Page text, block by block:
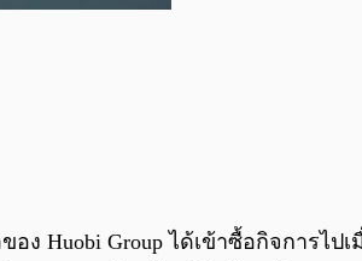
Huobi Group ได้เข้าซื้อกิจการไป